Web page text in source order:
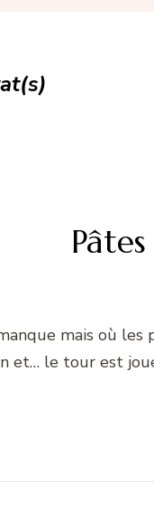
mais où
et… le tour est